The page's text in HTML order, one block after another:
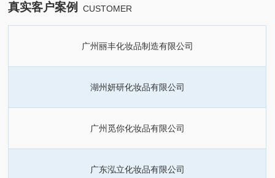
真实客户案例 CUSTOMER
广州丽丰化妆品制造有限公司
湖州妍研化妆品有限公司
广州觅你化妆品有限公司
广东泓立化妆品有限公司